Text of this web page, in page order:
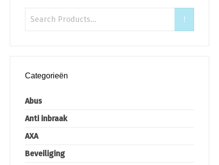
Categorieën
Abus
Anti inbraak
AXA
Beveiliging